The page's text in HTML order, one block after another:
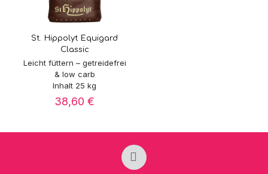
St. Hippolyt Equigard
Classic
Leicht füttern – getreidefrei
& low carb
Inhalt 25 kg
38,60€